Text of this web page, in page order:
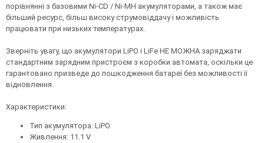
порівнянні з базовими Ni-CD / Ni-MH акумуляторами, а також має
більший ресурс, більш високу струмовіддачу і можливість
працювати при низьких температурах.
Зверніть увагу, що акумулятори LiPO і LiFe НЕ МОЖНА заряджати
стандартним зарядним пристроєм з коробки автомата, оскільки це
гарантовано призведе до пошкодження батареї без можливості її
відновлення.
Характеристики:
Тип акумулятора: LiPO
Живлення: 11.1 V